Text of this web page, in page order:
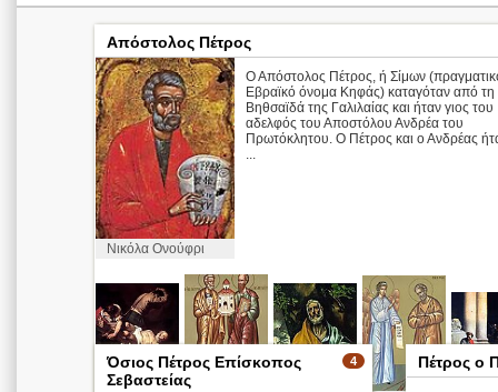
Απόστολος Πέτρος
Νικόλα Ονούφρι
Ο Απόστολος Πέτρος, ή Σίμων
Εβραϊκό όνομα Κηφάς) καταγόταν από τη
Βηθσαϊδά της Γαλιλαίας και ήταν γιος του
αδελφός του Αποστόλου Ανδρέα του
Πρωτόκλητου. Ο Πέτρος και ο Ανδρέας
...
4
Όσιος Πέτρος Επίσκοπος
Σεβαστείας
Πέτρος ο